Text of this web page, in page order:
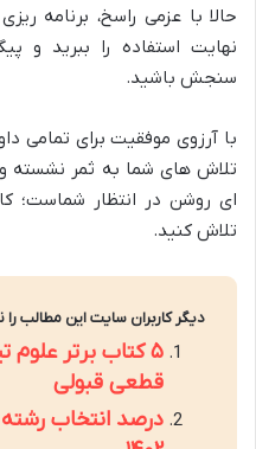
حالا با عزمی راسخ، برنامه
نهایت استفاده را ببرید و
سنجش باشید.
با آرزوی موفقیت برای تمامی
تلاش های شما به ثمر نشسته و
ای روشن در انتظار شماست؛
تلاش کنید.
دیگر کاربران سایت این مطالب
۵ کتاب برتر
قطعی قبولی
درصد انتخاب رشته